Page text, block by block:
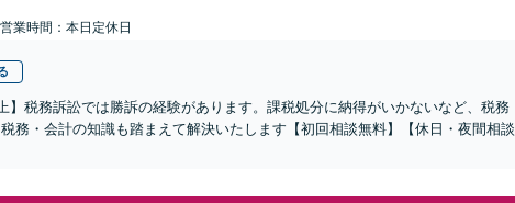
営業時間：本日定休日
】税務訴訟では勝訴の経験があります。課税処分に納得がいかないなど、税務
務・会計の知識も踏まえて解決いたします【初回相談無料】【休日・夜間相談